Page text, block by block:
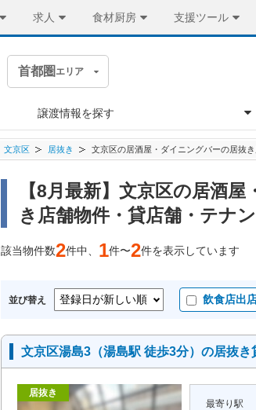
求人 食材厨房 支援ツール
首都圏 エリア
譲渡情報を探す
文京区 居抜き 文京区の居酒屋・ダイニングバーの居抜
【8月最新】文京区の居酒
き店舗物件・貸店舗・テナ
該当物件数2件中、 1件〜2件を表示しています
並び替え 飲食店出
文京区湯島3（湯島駅 徒歩3分）の居抜き
居抜き
最寄り駅